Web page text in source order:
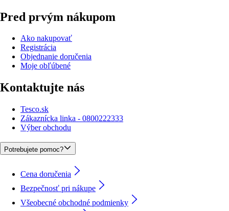
Pred prvým nákupom
Ako nakupovať
Registrácia
Objednanie doručenia
Moje obľúbené
Kontaktujte nás
Tesco.sk
Zákaznícka linka - 0800222333
Výber obchodu
Potrebujete pomoc?
Cena doručenia
Bezpečnosť pri nákupe
Všeobecné obchodné podmienky